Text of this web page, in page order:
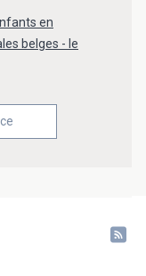
en
belges - le